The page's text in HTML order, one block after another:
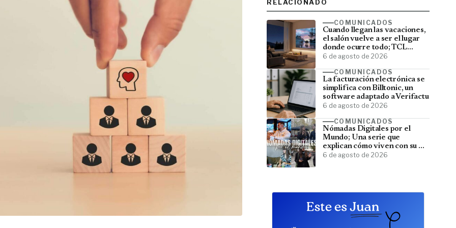
RELACIONADO
COMUNICADOS
Cuando llegan las vacaciones,
el salón vuelve a ser el lugar
donde ocurre todo; TCL
convierte el televisor en el
6 de agosto de 2026
COMUNICADOS
La facturación electrónica se
simplifica con Billtonic, un
software adaptado a Verifactu
6 de agosto de 2026
COMUNICADOS
Nómadas Digitales por el
Mundo; Una serie que
explican cómo viven con su PC
y viajan por el mundo
6 de agosto de 2026